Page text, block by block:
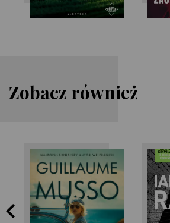
Zobacz również
Guillaume Musso